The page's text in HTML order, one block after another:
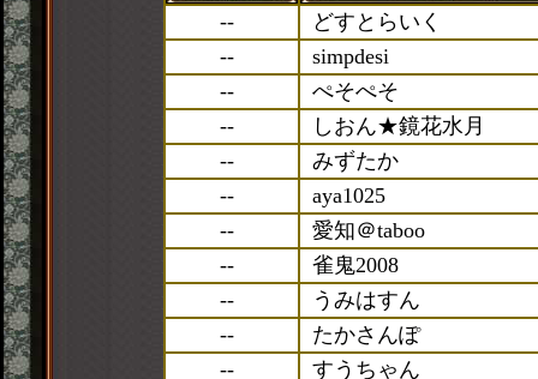
--
どすとらいく
--
simpdesi
--
ぺそぺそ
--
しおん★鏡花水月
--
みずたか
--
aya1025
--
愛知＠taboo
--
雀鬼2008
--
うみはすん
--
たかさんぽ
--
すうちゃん